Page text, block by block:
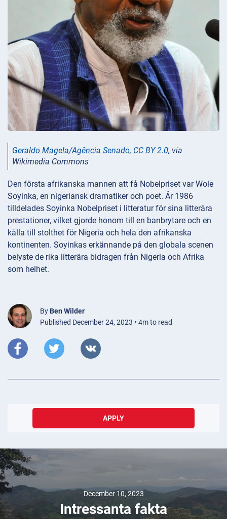
Geraldo Magela/Agência Senado, CC BY 2.0, via
Wikimedia Commons
Den första afrikanska mannen att få Nobelpriset var Wole
Soyinka, en nigeriansk dramatiker och poet. År 1986
tilldelades Soyinka Nobelpriset i litteratur för sina litterära
prestationer, vilket gjorde honom till en banbrytare och en
källa till stolthet för Nigeria och hela den afrikanska
kontinenten. Soyinkas erkännande på den globala scenen
belyste de rika litterära bidragen från Nigeria och Afrika
som helhet.
By Ben Wilder
Published December 24, 2023 • 4m to read
APPLY
December 10, 2023
Intressanta fakta